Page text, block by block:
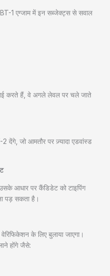
1 एग्जाम में इन सब्जेक्ट्स से सवाल
करते हैं, वे अगले लेवल पर चले जाते
देंगे, जो आमतौर पर ज़्यादा एडवांस्ड
आधार पर कैंडिडेट को टाइपिंग
पड़ सकता है।
के लिए बुलाया जाएगा।
होंगे जैसे: